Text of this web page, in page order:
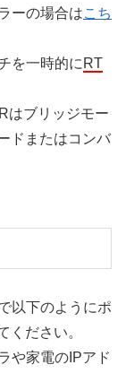
ーの場合はこち
を一時的に RT
はブリッジモー
ドまたはコンバ
以下のようにポ
ください。
や家電のIPアド